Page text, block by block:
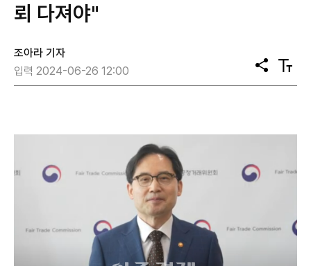
뢰 다져야"
조아라 기자
입력 2024-06-26 12:00
공
유
텍
스